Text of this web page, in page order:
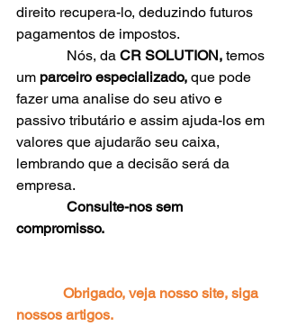
direito recupera-lo, deduzindo futuros
pagamentos de impostos.
              Nós, da
CR SOLUTION, temos
um parceiro especializado, que pode
fazer uma analise do seu ativo e
passivo tributário e assim ajuda-los em
valores que ajudarão seu caixa,
lembrando que a decisão será da
empresa.
Consulte-nos sem
compromisso.
nossos artigos.